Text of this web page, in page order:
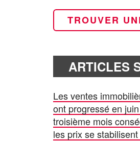
TROUVER
ARTICLES
Les ventes
ont progressé en
troisième mois
les prix se stabilisent